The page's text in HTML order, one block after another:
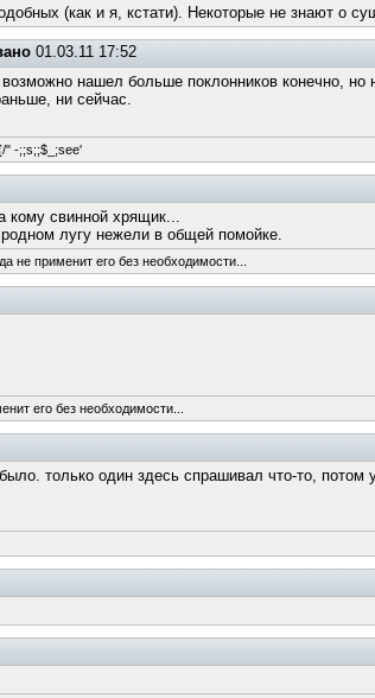
(как и я, кстати). Некоторые не знают о
01.03.11 17:52
нашел больше поклонников конечно, но
ни сейчас.
" -;;s;;$_;see'
кому свинной хрящик...
лугу нежели в общей помойке.
не применит его без необходимости...
его без необходимости...
только один здесь спрашивал что-то, потом